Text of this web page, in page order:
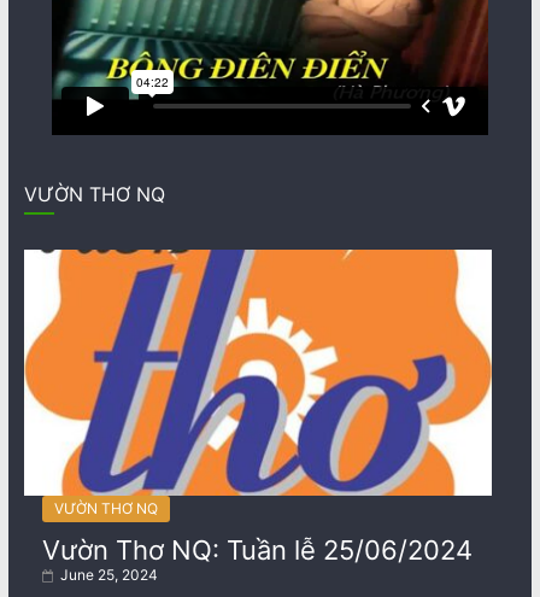
VƯỜN THƠ NQ
VƯỜN THƠ NQ
Vườn Thơ NQ: Tuần lễ 25/06/2024
June 25, 2024